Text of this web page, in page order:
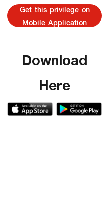
Get this privilege on
Mobile Application
Download
Here